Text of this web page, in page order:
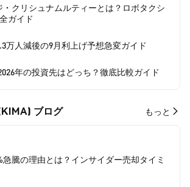
・クリシュナムルティーとは？ロボタクシ
ガイド
万人減後の9月利上げ予想急変ガイド
年の投資先はどっち？徹底比較ガイド
ブログ もっと
騰の理由とは？インサイダー売却タイミ